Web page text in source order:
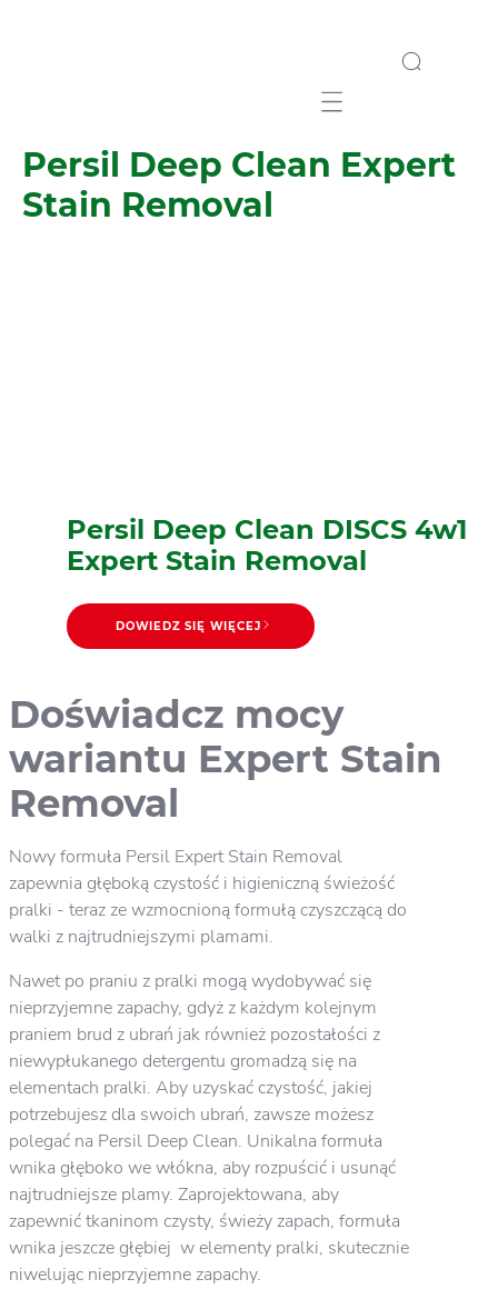
Mobile navigation
Persil Deep Clean Expert
Stain Removal
Persil Deep Clean DISCS 4w1
Expert Stain Removal
DOWIEDZ SIĘ WIĘCEJ
Doświadcz mocy
wariantu Expert Stain
Removal
Nowy formuła Persil Expert Stain Removal
zapewnia głęboką czystość i higieniczną świeżość
pralki - teraz ze wzmocnioną formułą czyszczącą do
walki z najtrudniejszymi plamami.
Nawet po praniu z pralki mogą wydobywać się
nieprzyjemne zapachy, gdyż z każdym kolejnym
praniem brud z ubrań jak również pozostałości z
niewypłukanego detergentu gromadzą się na
elementach pralki. Aby uzyskać czystość, jakiej
potrzebujesz dla swoich ubrań, zawsze możesz
polegać na Persil Deep Clean. Unikalna formuła
wnika głęboko we włókna, aby rozpuścić i usunąć
najtrudniejsze plamy. Zaprojektowana, aby
zapewnić tkaninom czysty, świeży zapach, formuła
wnika jeszcze głębiej w elementy pralki, skutecznie
niwelując nieprzyjemne zapachy.